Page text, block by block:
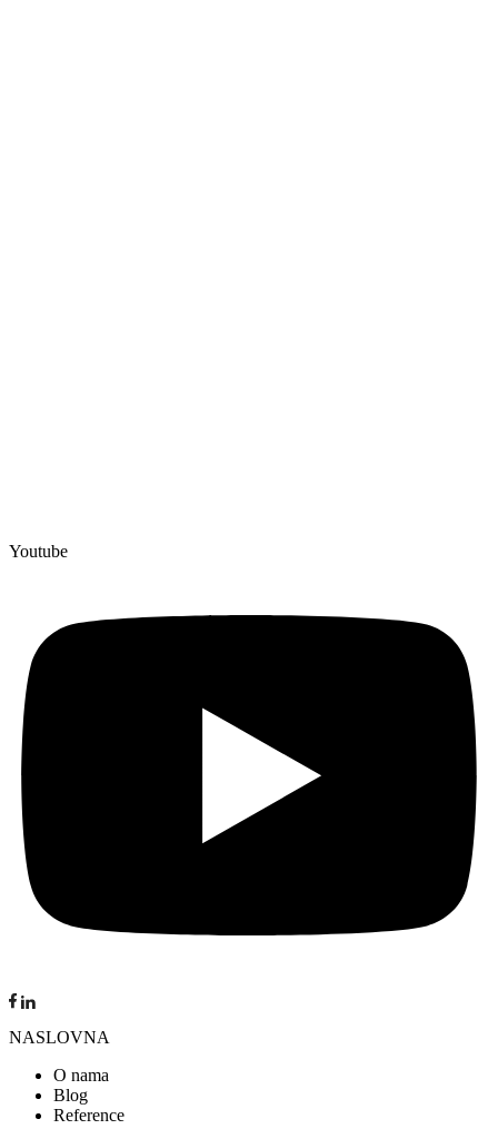
Youtube
NASLOVNA
O nama
Blog
Reference